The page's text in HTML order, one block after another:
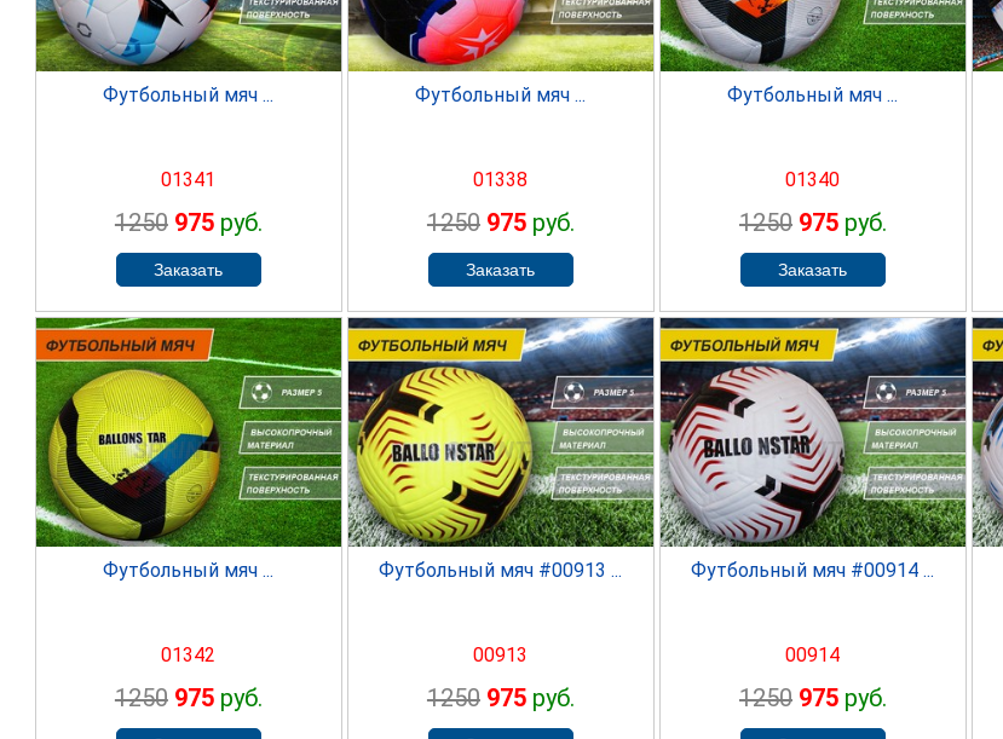
Футбольный мяч ...
01341
1250 975руб.
Футбольный мяч ...
01338
1250 975руб.
Футбольный мяч ...
01340
1250 975руб.
SPRINTER
Футбольный мяч ...
01342
1250 975руб.
SPRINTER
Футбольный мяч #00913 ...
00913
1250 975руб.
SPRINTER
Футбольный мяч #00914 ...
00914
1250 975руб.